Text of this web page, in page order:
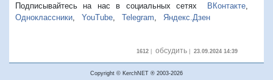
Подписывайтесь на нас в социальных сетях ВКонтакте,
Одноклассники
YouTube Telegram Яндекс.Дзен
1612| обсудить| 23.09.2024 14:39
Copyright © KerchNET ® 2003-2026